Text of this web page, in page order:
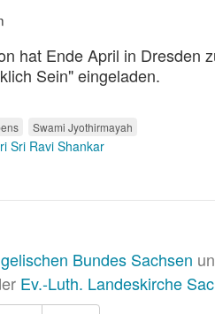
hat Ende April in Dresden
Sein" eingeladen.
Swami Jyothirmayah
Sri Ravi Shankar
Bundes Sachsen
Ev.-Luth. Landeskirche